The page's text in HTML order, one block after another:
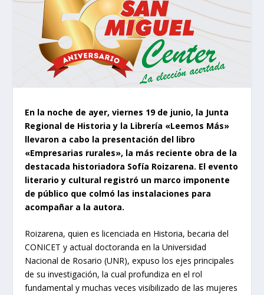
En la noche de ayer, viernes 19 de junio, la Junta
Regional de Historia y la Librería «Leemos Más»
llevaron a cabo la presentación del libro
«Empresarias rurales», la más reciente obra de la
destacada historiadora Sofía Roizarena. El evento
literario y cultural registró un marco imponente
de público que colmó las instalaciones para
acompañar a la autora.
Roizarena, quien es licenciada en Historia, becaria del
CONICET y actual doctoranda en la Universidad
Nacional de Rosario (UNR), expuso los ejes principales
de su investigación, la cual profundiza en el rol
fundamental y muchas veces visibilizado de las mujeres